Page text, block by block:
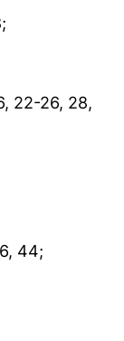
22-26, 28,
44;